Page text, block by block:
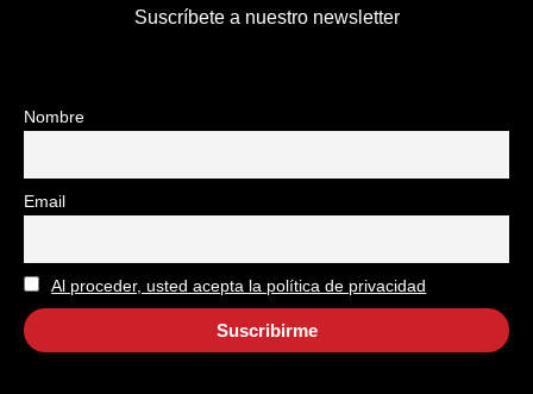
Suscríbete a nuestro newsletter
Nombre
Email
Al proceder, usted acepta la política de privacidad